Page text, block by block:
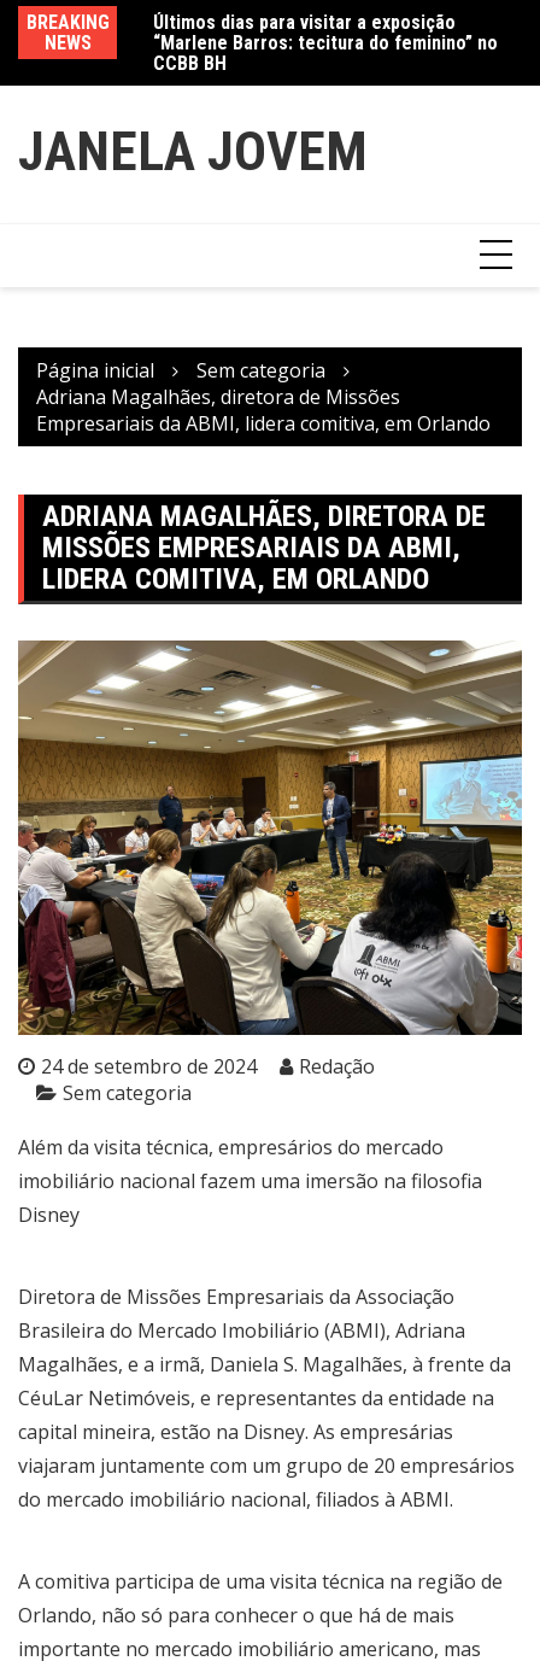
conteúdo
BREAKING
NEWS
“Marlene Barros: tecitura do feminino” no
CCBB BH
Amanda Mangili transforma beleza e
inclusão em conexão real nas redes
JANELA JOVEM
Página inicial
Sem categoria
Adriana Magalhães, diretora de Missões
Empresariais da ABMI, lidera comitiva, em Orlando
ADRIANA MAGALHÃES, DIRETORA DE
MISSÕES EMPRESARIAIS DA ABMI,
LIDERA COMITIVA, EM ORLANDO
24 de setembro de 2024
Redação
Sem categoria
Além da visita técnica, empresários do mercado
imobiliário nacional fazem uma imersão na filosofia
Disney
Diretora de Missões Empresariais da Associação
Brasileira do Mercado Imobiliário (ABMI), Adriana
Magalhães, e a irmã, Daniela S. Magalhães, à frente da
CéuLar Netimóveis, e representantes da entidade na
capital mineira, estão na Disney. As empresárias
viajaram juntamente com um grupo de 20 empresários
do mercado imobiliário nacional, filiados à ABMI.
A comitiva participa de uma visita técnica na região de
Orlando, não só para conhecer o que há de mais
importante no mercado imobiliário americano, mas